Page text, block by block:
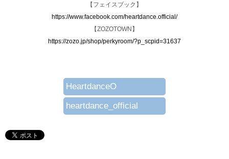
【フェイスブック】
https://www.facebook.com/heartdance.official/
【ZOZOTOWN】
https://zozo.jp/shop/perkyroom/?p_scpid=31637
HeartdanceO
heartdance_official